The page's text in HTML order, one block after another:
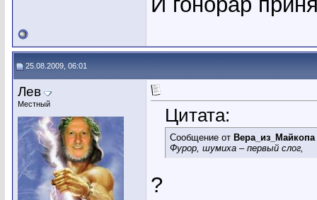
25.08.2009, 06:01
Лев
Местный
Цитата:
Сообщение от Вера_из_Майкопа
Фурор, шумиха – первый слог,
?